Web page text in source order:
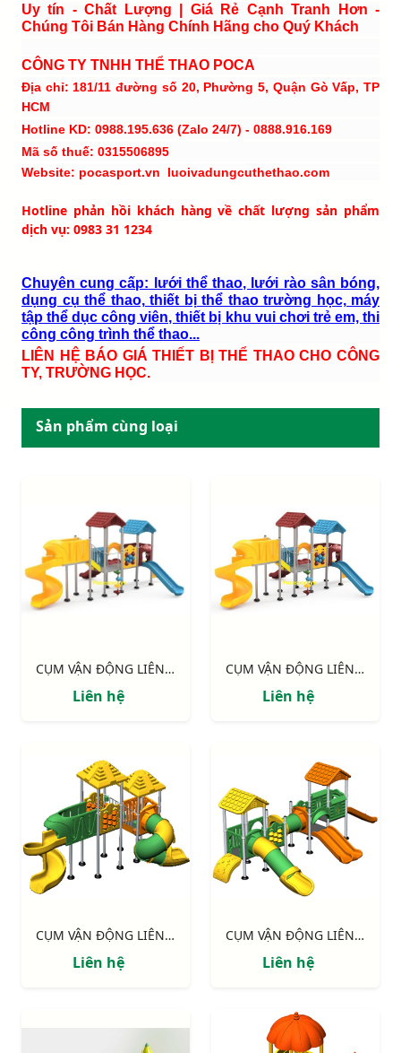
Uy tín - Chất Lượng | Giá Rẻ Cạnh Tranh Hơn -
Chúng Tôi Bán Hàng Chính Hãng cho Quý Khách
CÔNG TY TNHH THỂ THAO POCA
Địa chỉ: 181/11 đường số 20, Phường 5, Quận Gò Vấp, TP
HCM
Hotline KD: 0988.195.636 (Zalo 24/7) - 0888.916.169
Mã số thuế: 0315506895
Website: pocasport.vn luoivadungcuthethao.com
Hotline phản hồi khách hàng về chất lượng sản phẩm
dịch vụ: 0983 31 1234
Chuyên cung cấp: lưới thể thao, lưới rào sân bóng,
dụng cụ thể thao, thiết bị thể thao trường học, máy
tập thể dục công viên, thiết bị khu vui chơi trẻ em, thi
công công trình thể thao...
LIÊN HỆ BÁO GIÁ THIẾT BỊ THỂ THAO CHO CÔNG
TY, TRƯỜNG HỌC.
Sản phẩm cùng loại
CỤM VẬN ĐỘNG LIÊN HOÀN LLDPE NIK155110HH
Liên hệ
CỤM VẬN ĐỘNG LIÊN HOÀN LLDPE NIK155110HH
Liên hệ
CỤM VẬN ĐỘNG LIÊN HOÀN LLDPE NIK143090MM
Liên hệ
CỤM VẬN ĐỘNG LIÊN HOÀN LLDPE NIK155120NN
Liên hệ